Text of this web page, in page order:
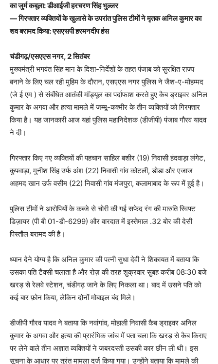
का जुर्म कबूला: डीआईजी हरचरण सिंह भुल्लर
— गिरफ्तार व्यक्तियों के खुलासे के उपरांत पुलिस टीमों ने मृतक अनिल कुमार का
शव बरामद किया: एसएसपी हरमनदीप हंस
चंडीगढ़/एसएएस नगर, 2 सितंबर
मुख्यमंत्री भगवंत सिंह मान के दिशा-निर्देशों के तहत पंजाब को सुरक्षित राज्य
बनाने के लिए चल रही मुहिम के दौरान, एसएएस नगर पुलिस ने जैश-ए-मोहम्मद
(जे ई एम ) से संबंधित आतंकी मॉड्यूल का पर्दाफाश करते हुए कैब ड्राइवर अनिल
कुमार के अगवा और हत्या मामले में जम्मू-कश्मीर के तीन व्यक्तियों को गिरफ्तार
किया है। यह जानकारी आज यहां पुलिस महानिदेशक (डीजीपी) पंजाब गौरव यादव
ने दी।
गिरफ्तार किए गए व्यक्तियों की पहचान साहिल बशीर (19) निवासी हंदवाड़ा लंगेट,
कुपवाड़ा, मुनीश सिंह उर्फ अंश (22) निवासी गांव कोटली, डोडा और एजाज
अहमद खान उर्फ वसीम (22) निवासी गांव मंजपुरा, कलामाबाद के रूप में हुई है।
पुलिस टीमों ने आरोपियों के कब्जे से चोरी की गई सफेद रंग की मारुति स्विफ्ट
डिज़ायर (पी बी 01-डी-6299) और वारदात में इस्तेमाल .32 बोर की देसी
पिस्तौल बरामद की है।
ध्यान देने योग्य है कि अनिल कुमार की पत्नी सुधा देवी ने शिकायत में बताया कि
उसका पति टैक्सी चलाता है और रोज़ की तरह शुक्रवार सुबह करीब 08:30 बजे
खरड़ से रेलवे स्टेशन, चंडीगढ़ जाने के लिए निकला था। बाद में उसने पति को
कई बार फ़ोन किया, लेकिन दोनों मोबाइल बंद मिले।
डीजीपी गौरव यादव ने बताया कि नवांगांव, मोहाली निवासी कैब ड्राइवर अनिल
कुमार के अगवा और हत्या की प्रारंभिक जांच में पता चला कि खरड़ से कैब किराए
पर लेने वाले तीन अज्ञात व्यक्तियों ने जबरदस्ती उसकी कार छीन ली थी। इस
सूचना के आधार पर तुरंत मामला दर्ज किया गया। उन्होंने बताया कि मामले की